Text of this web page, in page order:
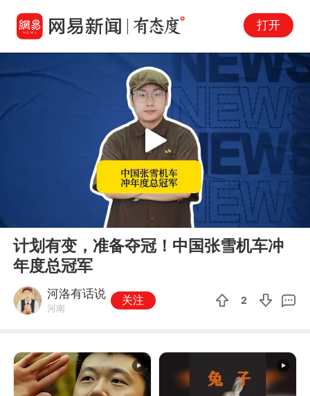
打开
01:12
Play
计划有变，准备夺冠！中国张雪机车冲
年度总冠军
河洛有话说
河南
关注 2